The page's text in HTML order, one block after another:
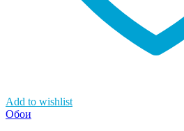
Add to wishlist
Обои